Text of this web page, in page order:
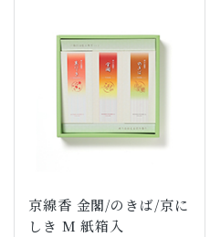
京線香 金閣/のきば/京に
しき M 紙箱入